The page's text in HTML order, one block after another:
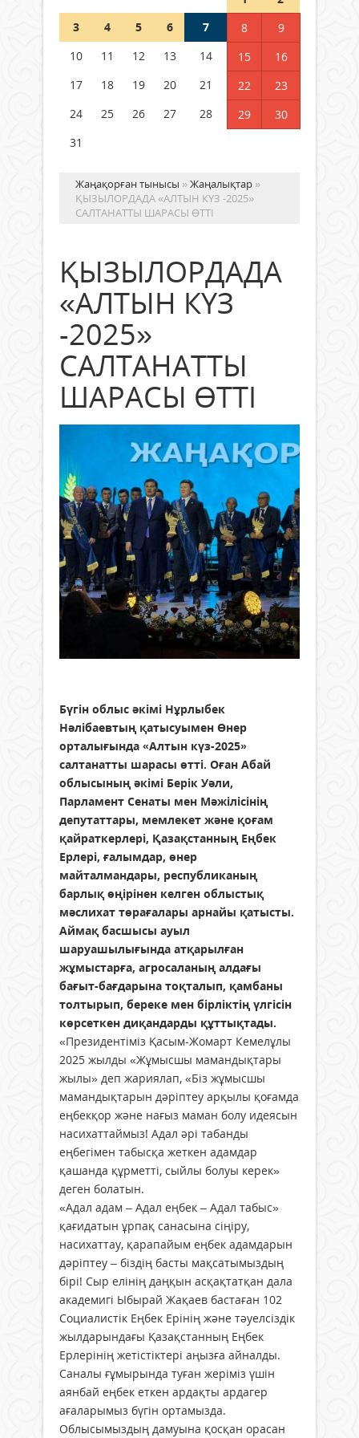
Германия аптап ыстыққа
бастады
04 тамыз 2026 ж.
3
4 5 6 7 8
9
10
11 12 13 14 15
16
17
18 19 20 21 22
23
24
25 26 27 28 29
30
31
Жаңақорған тынысы »Жаңалықтар »
ҚЫЗЫЛОРДАДА «АЛТЫН КҮЗ -2025»
САЛТАНАТТЫ ШАРАСЫ ӨТТІ
ҚЫЗЫЛОРДАДА
«АЛТЫН КҮЗ
-2025»
САЛТАНАТТЫ
ШАРАСЫ ӨТТІ
Бүгін облыс әкімі Нұрлыбек
Нәлібаевтың қатысуымен Өнер
орталығында «Алтын күз-2025»
салтанатты шарасы өтті. Оған Абай
облысының әкімі Берік Уәли,
Парламент Сенаты мен Мәжілісінің
депутаттары, мемлекет және қоғам
қайраткерлері, Қазақстанның Еңбек
Ерлері, ғалымдар, өнер
майталмандары, республиканың
барлық өңірінен келген облыстық
мәслихат төрағалары арнайы қатысты.
Аймақ басшысы ауыл
шаруашылығында атқарылған
жұмыстарға, агросаланың алдағы
бағыт-бағдарына тоқталып, қамбаны
толтырып, береке мен бірліктің үлгісін
көрсеткен диқандарды құттықтады.
«Президентіміз Қасым-Жомарт Кемелұлы
2025 жылды «Жұмысшы мамандықтары
жылы» деп жариялап, «Біз жұмысшы
мамандықтарын дәріптеу арқылы қоғамда
еңбекқор және нағыз маман болу идеясын
насихаттаймыз! Адал әрі табанды
еңбегімен табысқа жеткен адамдар
қашанда құрметті, сыйлы болуы керек»
деген болатын.
«Адал адам – Адал еңбек – Адал табыс»
қағидатын ұрпақ санасына сіңіру,
насихаттау, қарапайым еңбек адамдарын
дәріптеу – біздің басты мақсатымыздың
бірі! Сыр елінің даңқын асқақтатқан дала
академигі Ыбырай Жақаев бастаған 102
Социалистік Еңбек Ерінің және тәуелсіздік
жылдарындағы Қазақстанның Еңбек
Ерлерінің жетістіктері аңызға айналды.
Саналы ғұмырында туған жеріміз үшін
аянбай еңбек еткен ардақты ардагер
ағаларымыз бүгін ортамызда.
Облысымыздың дамуына қосқан орасан